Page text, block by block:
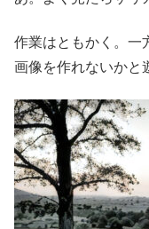
作業はともかく。一
画像を作れないかと